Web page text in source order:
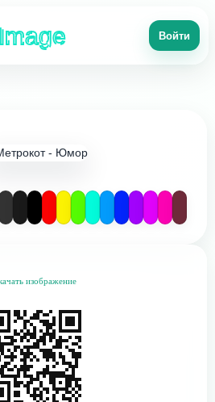
Войти
изображение